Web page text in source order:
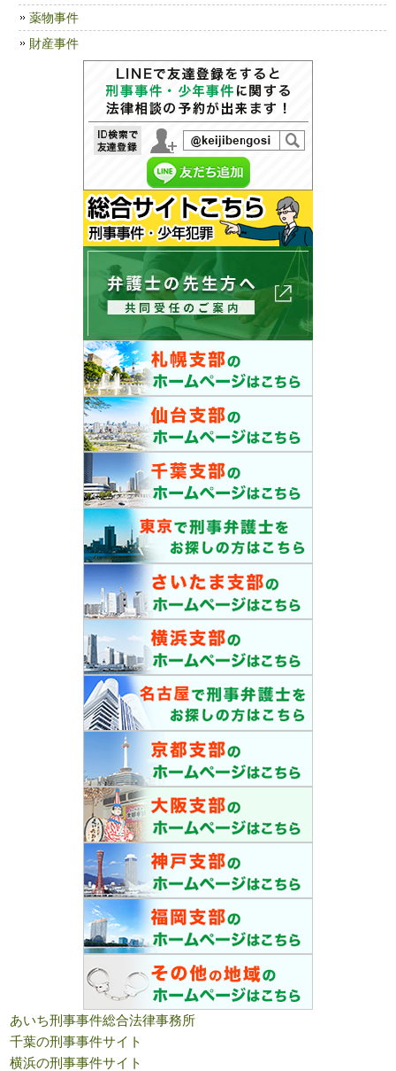
薬物事件
財産事件
あいち刑事事件総合法律事務所
千葉の刑事事件サイト
横浜の刑事事件サイト